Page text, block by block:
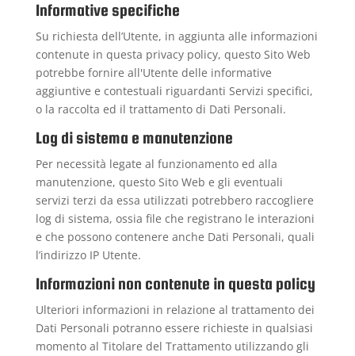
Informative specifiche
Su richiesta dell’Utente, in aggiunta alle informazioni
contenute in questa privacy policy, questo Sito Web
potrebbe fornire all'Utente delle informative
aggiuntive e contestuali riguardanti Servizi specifici,
o la raccolta ed il trattamento di Dati Personali.
Log di sistema e manutenzione
Per necessità legate al funzionamento ed alla
manutenzione, questo Sito Web e gli eventuali
servizi terzi da essa utilizzati potrebbero raccogliere
log di sistema, ossia file che registrano le interazioni
e che possono contenere anche Dati Personali, quali
l’indirizzo IP Utente.
Informazioni non contenute in questa policy
Ulteriori informazioni in relazione al trattamento dei
Dati Personali potranno essere richieste in qualsiasi
momento al Titolare del Trattamento utilizzando gli